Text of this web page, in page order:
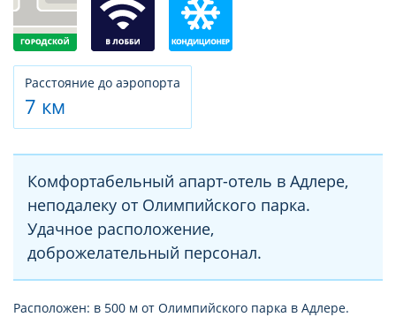
Расстояние до аэропорта
7 км
Комфортабельный апарт-отель в Адлере,
неподалеку от Олимпийского парка.
Удачное расположение,
доброжелательный персонал.
Расположен: в 500 м от Олимпийского парка в Адлере.